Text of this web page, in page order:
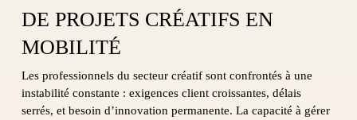
DE PROJETS CRÉATIFS EN
MOBILITÉ
Les professionnels du secteur créatif sont confrontés à une
instabilité constante : exigences client croissantes, délais
serrés, et besoin d’innovation permanente. La capacité à gérer